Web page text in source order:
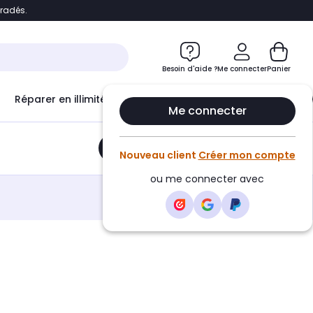
Accéder directement au chatbot
Besoin d'aide ?Me connecter
Me connecter
Nouveau client Créer mon compte
ou me connecter avec
Panier
Réparer en illimité avec Le Club Infinity
Ajouter au panier